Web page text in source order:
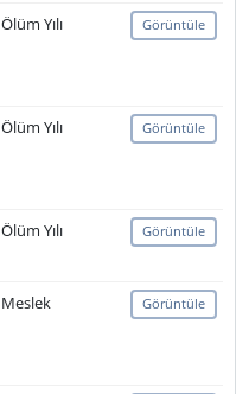
Ölüm Yılı Görüntüle
Ölüm Yılı Görüntüle
Ölüm Yılı Görüntüle
Meslek Görüntüle